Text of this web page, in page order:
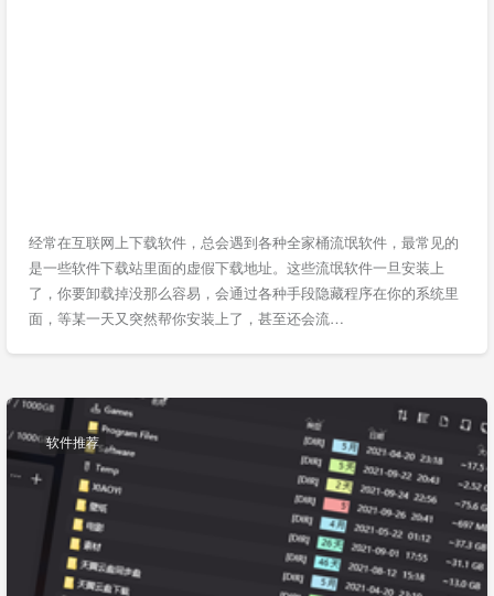
经常在互联网上下载软件，总会遇到各种全家桶流氓软件，最常见的
是一些软件下载站里面的虚假下载地址。这些流氓软件一旦安装上
了，你要卸载掉没那么容易，会通过各种手段隐藏程序在你的系统里
面，等某一天又突然帮你安装上了，甚至还会流…
软件推荐